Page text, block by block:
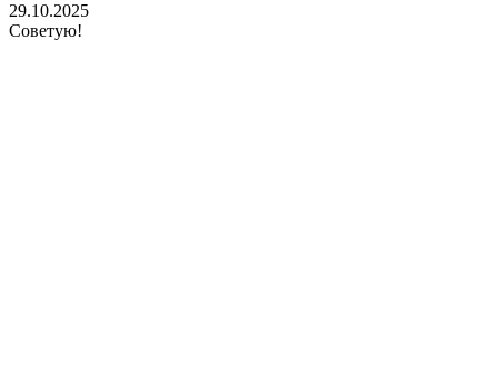
29.10.2025
Советую!